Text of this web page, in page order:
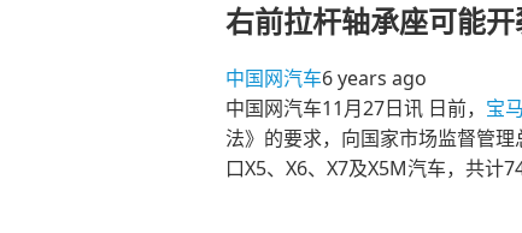
右前拉杆轴承座可能
中国网汽车6 years ago
中国网汽车11月27日讯 日前， 宝马
法》的要求，向国家市场监督管
口X5、X6、X7及X5M汽车，共计